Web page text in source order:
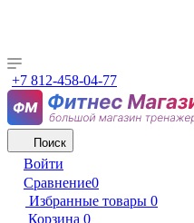
+7 812-458-04-77
Поиск
Войти
Сравнение0
Избранные товары 0
Корзина 0